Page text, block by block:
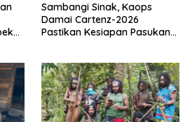
Sambangi Sinak, Kaops
Damai Cartenz-2026
Pastikan Kesiapan Pasukan